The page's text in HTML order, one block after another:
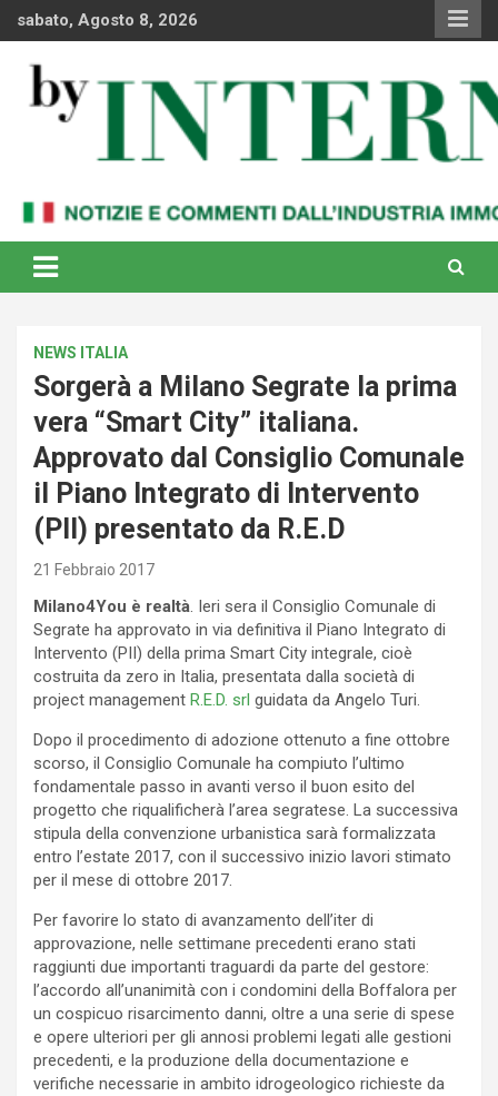
sabato, Agosto 8, 2026
By Internews
internazionale
NEWS ITALIA
Sorgerà a Milano Segrate la prima
vera “Smart City” italiana.
Approvato dal Consiglio Comunale
il Piano Integrato di Intervento
(PII) presentato da R.E.D
21 Febbraio 2017
Milano4You è realtà. Ieri sera il Consiglio Comunale di
Segrate ha approvato in via definitiva il Piano Integrato di
Intervento (PII) della prima Smart City integrale, cioè
costruita da zero in Italia, presentata dalla società di
project management R.E.D. srl guidata da Angelo Turi.
Dopo il procedimento di adozione ottenuto a fine ottobre
scorso, il Consiglio Comunale ha compiuto l’ultimo
fondamentale passo in avanti verso il buon esito del
progetto che riqualificherà l’area segratese. La successiva
stipula della convenzione urbanistica sarà formalizzata
entro l’estate 2017, con il successivo inizio lavori stimato
per il mese di ottobre 2017.
Per favorire lo stato di avanzamento dell’iter di
approvazione, nelle settimane precedenti erano stati
raggiunti due importanti traguardi da parte del gestore:
l’accordo all’unanimità con i condomini della Boffalora per
un cospicuo risarcimento danni, oltre a una serie di spese
e opere ulteriori per gli annosi problemi legati alle gestioni
precedenti, e la produzione della documentazione e
verifiche necessarie in ambito idrogeologico richieste da